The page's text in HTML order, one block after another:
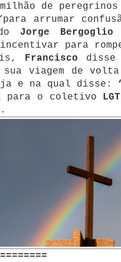
de peregrinos
arrumar
Jorge Bergoglio
para
Francisco disse
sua viagem de
e na qual disse:
para o coletivo
.